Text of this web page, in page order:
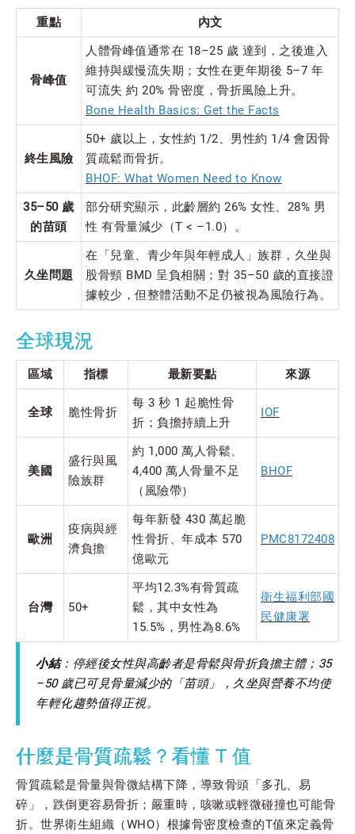
重點 內文
骨峰值
人體骨峰值通常在 18–25 歲 達到，之後進入
維持與緩慢流失期；女性在更年期後 5–7 年
可流失 約 20% 骨密度，骨折風險上升。
Bone Health Basics: Get the Facts
終生風險
50+ 歲以上，女性約 1/2、男性約 1/4 會因骨
質疏鬆而骨折。
BHOF: What Women Need to Know
35–50 歲
的苗頭
部分研究顯示，此齡層約 26% 女性、28% 男
性 有骨量減少（T < –1.0）。
久坐問題
在「兒童、青少年與年輕成人」族群，久坐與
股骨頸 BMD 呈負相關；對 35–50 歲的直接證
據較少，但整體活動不足仍被視為風險行為。
全球現況
區域 指標 最新要點 來源
全球 脆性骨折
每 3 秒 1 起脆性骨
折；負擔持續上升
IOF
美國
盛行與風
險族群
約 1,000 萬人骨鬆、
4,400 萬人骨量不足
（風險帶）
BHOF
歐洲
疫病與經
濟負擔
每年新發 430 萬起脆
性骨折、年成本 570
億歐元
PMC8172408
台灣 50+
平均12.3%有骨質疏
鬆，其中女性為
15.5%，男性為8.6%
衛生福利部國
民健康署
小結：停經後女性與高齡者是骨鬆與骨折負擔主體；35
–50 歲已可見骨量減少的「苗頭」，久坐與營養不均使
年輕化趨勢值得正視。
什麼是骨質疏鬆？看懂 T 值
骨質疏鬆是骨量與骨微結構下降，導致骨頭「多孔、易
碎」，跌倒更容易骨折；嚴重時，咳嗽或輕微碰撞也可能骨
折。世界衛生組織（WHO）根據骨密度檢查的T值來定義骨